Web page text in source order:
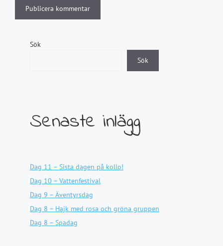
Sök
Sök
Senaste inlägg
Dag 11 – Sista dagen på kollo!
Dag 10 – Vattenfestival
Dag 9 – Äventyrsdag
Dag 8 – Hajk med rosa och gröna gruppen
Dag 8 – Spadag